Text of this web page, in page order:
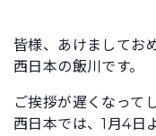
皆様、あけましてお
西日本の飯川です。
ご挨拶が遅くなって
西日本では、1月4日